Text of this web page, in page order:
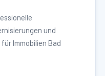
und
Immobilien Bad